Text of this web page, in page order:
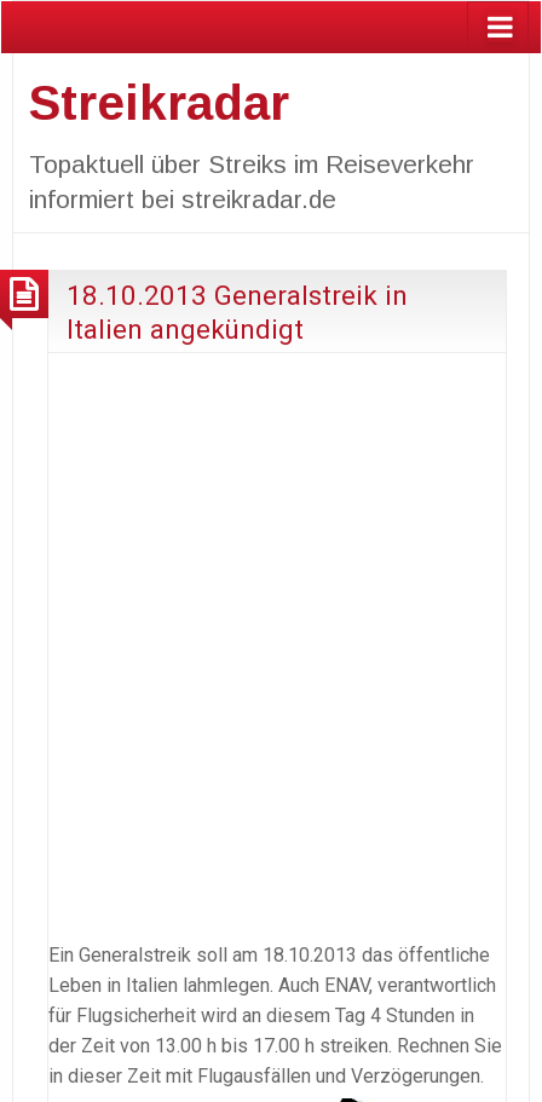
Streikradar
Topaktuell über Streiks im Reiseverkehr
informiert bei streikradar.de
18.10.2013 Generalstreik in
Italien angekündigt
Ein Generalstreik soll am 18.10.2013 das öffentliche
Leben in Italien lahmlegen. Auch ENAV, verantwortlich
für Flugsicherheit wird an diesem Tag 4 Stunden in
der Zeit von 13.00 h bis 17.00 h streiken. Rechnen Sie
in dieser Zeit mit Flugausfällen und Verzögerungen.